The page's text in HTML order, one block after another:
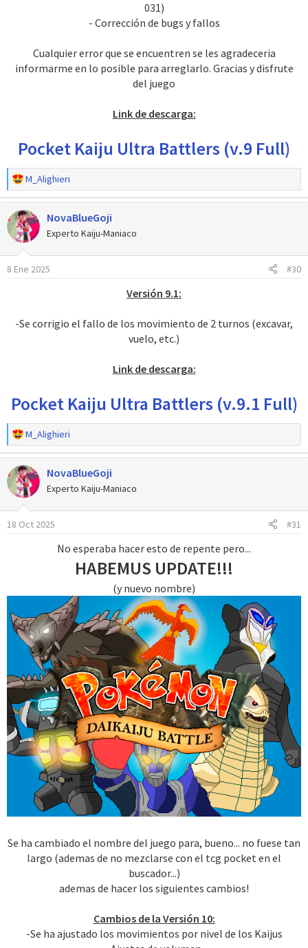
031)
- Corrección de bugs y fallos
Cualquier error que se encuentren se les agradeceria
informarme en lo posible para arreglarlo. Gracias y disfrute
del juego
Link de descarga:
Pocket Kaiju Ultra Battlers (v.9 Full)
R
e
a
c
c
i
o
n
M_Alighieri
NovaBlueGoji
Experto Kaiju-Maniaco
8 Ene 2025 #30
Versión 9.1:
-Se corrigio el fallo de los movimiento de 2 turnos (excavar,
vuelo, etc.)
Link de descarga:
Pocket Kaiju Ultra Battlers (v.9.1 Full)
R
e
a
c
c
i
o
n
M_Alighieri
NovaBlueGoji
Experto Kaiju-Maniaco
18 Oct 2025 #31
No esperaba hacer esto de repente pero...
HABEMUS UPDATE!!!
(y nuevo nombre)
Se ha cambiado el nombre del juego para, bueno... no fuese tan
largo (ademas de no mezclarse con el tcg pocket en el
buscador...)
ademas de hacer los siguientes cambios!
Cambios de la Versión 10:
-Se ha ajustado los movimientos por nivel de los Kaijus